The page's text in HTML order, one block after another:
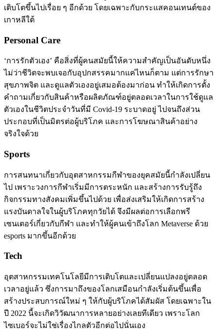
เติบโตขึ้นไปเรื่อย ๆ อีกด้วย โดยเฉพาะกับกระแสคอนเทนต์ของ
เกาหลีใต้
Personal Care
‘การรักตัวเอง’ คือสิ่งที่ผู้คนสมัยนี้ให้ความสำคัญเป็นอันดับหนึ่ง
ไม่ว่าชีวิตจะพบเจอกับอุปกสรรคมากแค่ไหนก็ตาม แต่การรักษา
สุขภาพจิต และดูแลตัวเองอยู่เสมอต้องมาก่อน ทำให้เกิดการตั้ง
คำถามเกี่ยวกับสินค้าหรือผลิตภัณฑ์อยู่ตลอดเวลาในการใช้ดูแล
ตัวเองในชีวิตประจำวันที่มี Covid-19 ระบาดอยู่ ไปจนถึงส่วน
ประกอบที่เป็นมิตรต่อผู้บริโภค และการโฆษณาสินค้าอย่าง
จริงใจด้วย
Sports
การสนทนาเกี่ยวกับอุตสาหกรรมกีฬาของยุคสมัยนี้กำลังเปลี่ยน
ไป เพราะวงการกีฬาเริ่มมีการตระหนัก และสร้างการรับรู้ถึง
กิจกรรมทางสังคมเพิ่มขึ้นไปด้วย เพื่อส่งเสริมให้เกิดการสร้าง
แรงบันดาลใจในผู้บริโภคทุกวัยได้ จึงมีผลต่อการเลือกพรี
เซนเตอร์เกี่ยวกับกีฬา และทำให้ผู้คนเข้าถึงโลก Metaverse ด้วย
esports มากขึ้นอีกด้วย
Tech
อุตสาหกรรมเทคโนโลยีมีการเติบโตและเปลี่ยนแปลงอยู่ตลอด
เวลาอยู่แล้ว ซึ่งการมาถึงของโลกเสมือนกำลังเริ่มต้นขึ้นเพื่อ
สร้างประสบการณ์ใหม่ ๆ ให้กับผู้บริโภคได้สัมผัส โดยเฉพาะใน
ปี 2022 นี้จะเกิดวิวัฒนาการหลายอย่างเลยทีเดียว เพราะโลก
ไซเบอร์จะไม่ใช่เรื่องไกลตัวอีกต่อไปนั่นเอง